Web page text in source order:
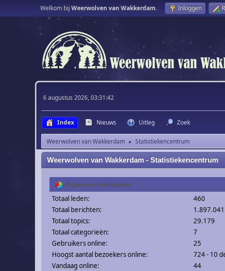
Welkom bij Weerwolven van Wakkerdam. Inloggen
6 augustus 2026, 03:31:42
Index Nieuws Uitleg Zoek
Weerwolven van Wakkerdam ► Statistiekencentrum
Weerwolven van Wakkerdam - Statistiekencentrum
Algemene statistieken
Totaal leden:
460
Totaal berichten:
1.897.041
Totaal topics:
29.179
Totaal categorieën:
7
Gebruikers online:
25
Hoogst aantal bezoekers online:
724 - 10
Vandaag online:
44